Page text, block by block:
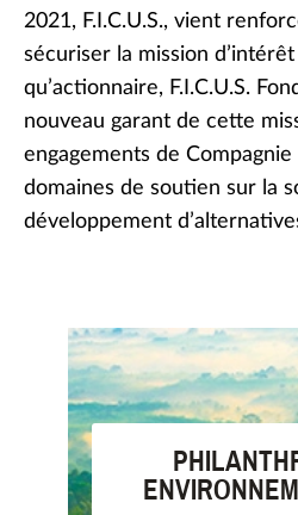
2021, F.I.C.U.S., vient
sécuriser la mission
qu’actionnaire, F.I.C.U.S.
nouveau garant de cette
engagements de
domaines de soutien sur la
développement